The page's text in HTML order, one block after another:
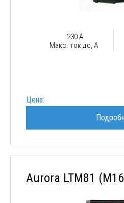
230 А
Макс. ток до, А
Цена:
Aurora LTM81